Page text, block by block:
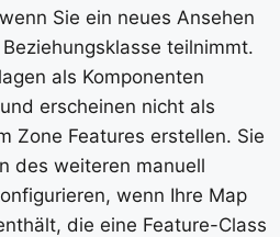
Sie ein neues Ansehen
teilnimmt.
als Komponenten
erscheinen nicht als
Zone Features erstellen. Sie
des weiteren manuell
wenn Ihre Map
die eine Feature-Class